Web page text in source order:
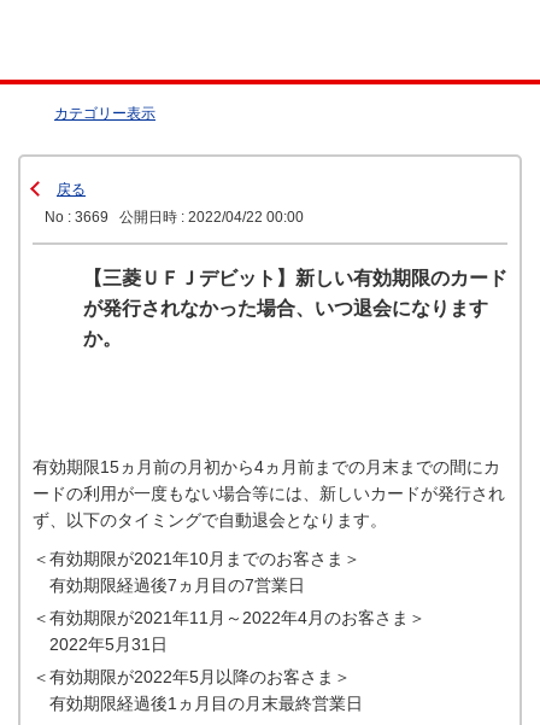
カテゴリー表示
戻る
No : 3669
公開日時 : 2022/04/22 00:00
【三菱ＵＦＪデビット】新しい有効期限のカード
が発行されなかった場合、いつ退会になります
か。
有効期限15ヵ月前の月初から4ヵ月前までの月末までの間にカ
ードの利用が一度もない場合等には、新しいカードが発行され
ず、以下のタイミングで自動退会となります。
＜有効期限が2021年10月までのお客さま＞
有効期限経過後7ヵ月目の7営業日
＜有効期限が2021年11月～2022年4月のお客さま＞
2022年5月31日
＜有効期限が2022年5月以降のお客さま＞
有効期限経過後1ヵ月目の月末最終営業日